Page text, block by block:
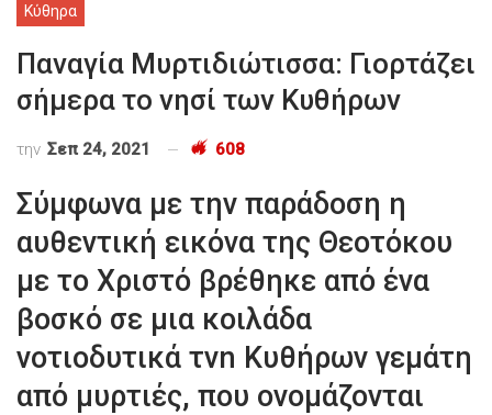
Κύθηρα
Παναγία Μυρτιδιώτισσα: Γιορτάζει
σήμερα το νησί των Κυθήρων
την Σεπ 24, 2021 608
Σύμφωνα με την παράδοση η
αυθεντική εικόνα της Θεοτόκου
με το Χριστό βρέθηκε από ένα
βοσκό σε μια κοιλάδα
νοτιοδυτικά τvn Κυθήρων γεμάτη
από μυρτιές, που ονομάζονται